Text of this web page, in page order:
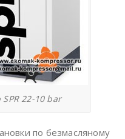
22-10 bar
по безмасляному